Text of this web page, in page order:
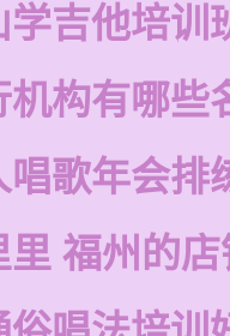
学吉他培训
机构有哪些
唱歌年会排
里 福州的店